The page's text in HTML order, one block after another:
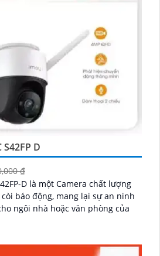
S42FP D
₫
D là một Camera chất lượng
báo động, mang lại sự an ninh
ngôi nhà hoặc văn phòng của